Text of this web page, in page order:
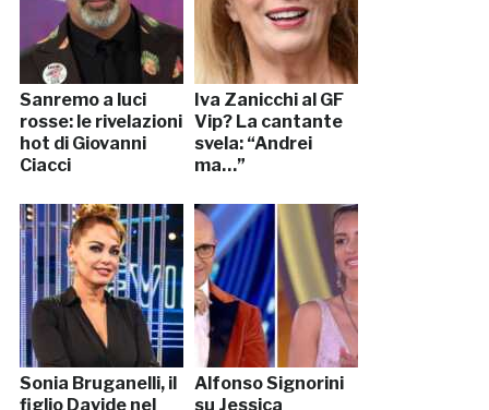
Sanremo a luci
rosse: le rivelazioni
hot di Giovanni
Ciacci
Iva Zanicchi al GF
Vip? La cantante
svela: “Andrei
ma…”
Sonia Bruganelli, il
figlio Davide nel
Alfonso Signorini
su Jessica